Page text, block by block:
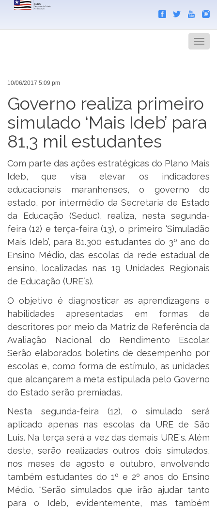
Menu
10/06/2017 5:09 pm
Governo realiza primeiro
simulado ‘Mais Ideb’ para
81,3 mil estudantes
Com parte das ações estratégicas do Plano Mais
Ideb, que visa elevar os indicadores
educacionais maranhenses, o governo do
estado, por intermédio da Secretaria de Estado
da Educação (Seduc), realiza, nesta segunda-
feira (12) e terça-feira (13), o primeiro ‘Simuladão
Mais Ideb’, para 81.300 estudantes do 3º ano do
Ensino Médio, das escolas da rede estadual de
ensino, localizadas nas 19 Unidades Regionais
de Educação (URE`s).
O objetivo é diagnosticar as aprendizagens e
habilidades apresentadas em formas de
descritores por meio da Matriz de Referência da
Avaliação Nacional do Rendimento Escolar.
Serão elaborados boletins de desempenho por
escolas e, como forma de estímulo, as unidades
que alcançarem a meta estipulada pelo Governo
do Estado serão premiadas.
Nesta segunda-feira (12), o simulado será
aplicado apenas nas escolas da URE de São
Luís. Na terça será a vez das demais URE`s. Além
deste, serão realizadas outros dois simulados,
nos meses de agosto e outubro, envolvendo
também estudantes do 1º e 2º anos do Ensino
Médio. “Serão simulados que irão ajudar tanto
para o Ideb, evidentemente, mas também